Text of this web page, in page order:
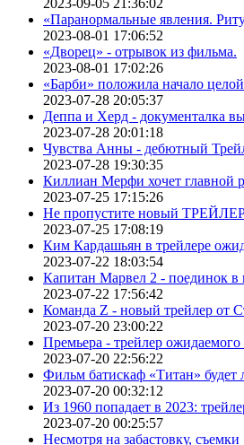
«Паранормальные явления.
2023-08-01 17:06:52
«Дворец» - отрывок из фильма.
2023-08-01 17:02:26
«Барби» положила начало
2023-07-28 20:05:37
Деппа и Херд - документалка
2023-07-28 20:01:18
Чувства Анны - дебютный
2023-07-28 19:30:35
Киллиан Мерфи хочет главной
2023-07-25 17:15:26
Не пропустите новый
2023-07-25 17:08:19
Ким Кардашьян в трейлере
2023-07-22 18:03:54
Капитан Марвел 2 - поединок
2023-07-22 17:56:42
Команда Z - новый трейлер от
2023-07-20 23:00:22
Премьера - трейлер
2023-07-20 22:56:22
Фильм батискаф «Титан»
2023-07-20 00:32:12
Из 1960 попадает в 2023:
2023-07-20 00:25:57
Несмотря на забастовку,